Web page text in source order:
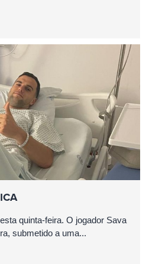
quinta-feira. O jogador Sava
submetido a uma...